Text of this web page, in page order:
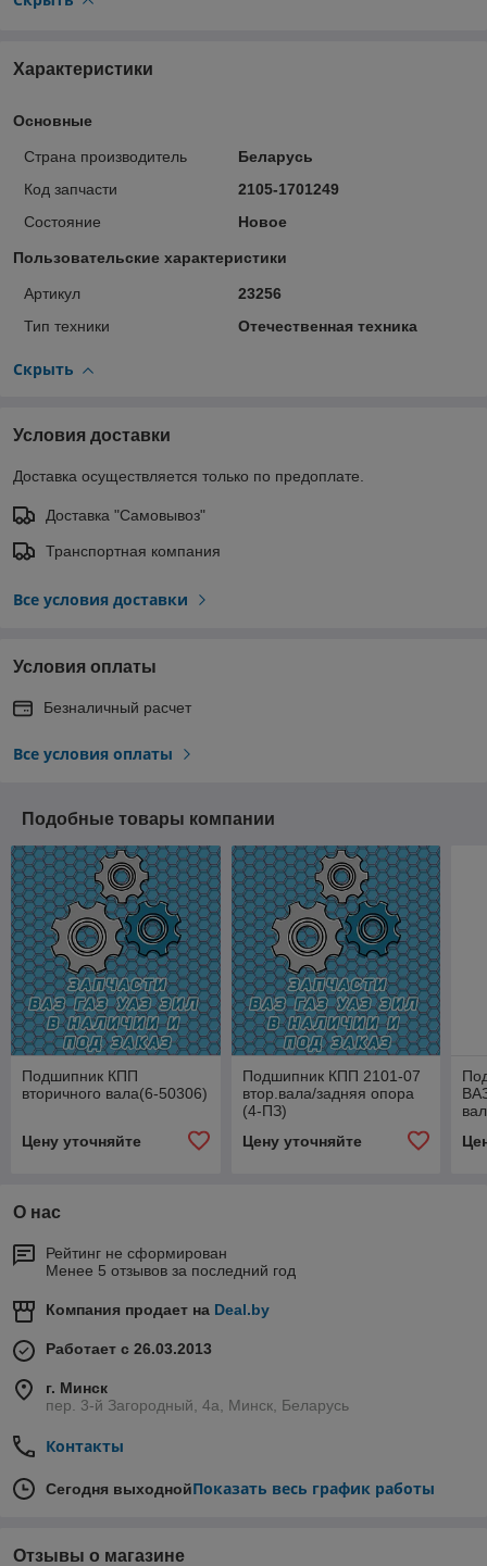
Характеристики
Основные
Страна производитель
Беларусь
Код запчасти
2105-1701249
Состояние
Новое
Пользовательские характеристики
Артикул
23256
Тип техники
Отечественная техника
Скрыть
Условия доставки
Доставка осуществляется только по предоплате.
Доставка "Самовывоз"
Транспортная компания
Все условия доставки
Условия оплаты
Безналичный расчет
Все условия оплаты
Подобные товары компании
Подшипник КПП
вторичного вала(6-50306)
Цену уточняйте
Подшипник КПП 2101-07
втор.вала/задняя опора
(4-ПЗ)
Цену уточняйте
О нас
Рейтинг не сформирован
Менее 5 отзывов за последний год
Компания продает на Deal.by
Работает с 26.03.2013
г. Минск
пер. 3-й Загородный, 4а, Минск, Беларусь
Контакты
Сегодня выходнойПоказать весь график работы
Отзывы о магазине